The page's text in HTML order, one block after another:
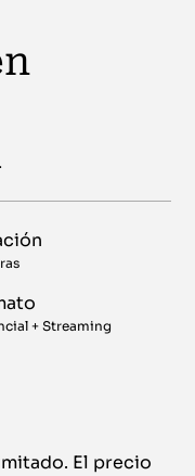
+ Streaming
El precio